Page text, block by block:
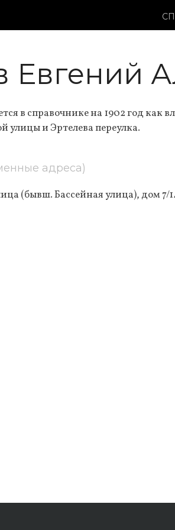
Евгений
в справочнике на 1902 год как
улицы и Эртелева переулка.
адреса)
(бывш. Бассейная улица), дом 7/